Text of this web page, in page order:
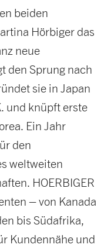
beiden
Hörbiger das
neue
den Sprung nach
sie in Japan
und knüpft erste
Ein Jahr
den
weltweiten
HOERBIGER
– von Kanada
bis Südafrika,
Kundennähe und